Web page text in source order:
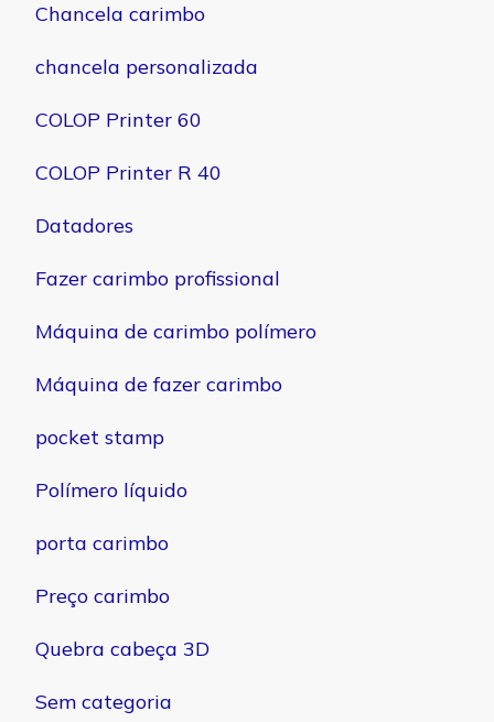
Chancela carimbo
chancela personalizada
COLOP Printer 60
COLOP Printer R 40
Datadores
Fazer carimbo profissional
Máquina de carimbo polímero
Máquina de fazer carimbo
pocket stamp
Polímero líquido
porta carimbo
Preço carimbo
Quebra cabeça 3D
Sem categoria